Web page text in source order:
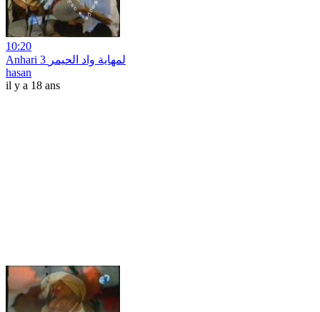
10:20
Anhari 3 لمهاية واد الحيمر
hasan
il y a 18 ans